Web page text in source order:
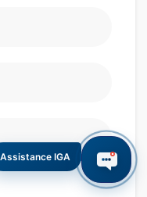
Assistance IGA